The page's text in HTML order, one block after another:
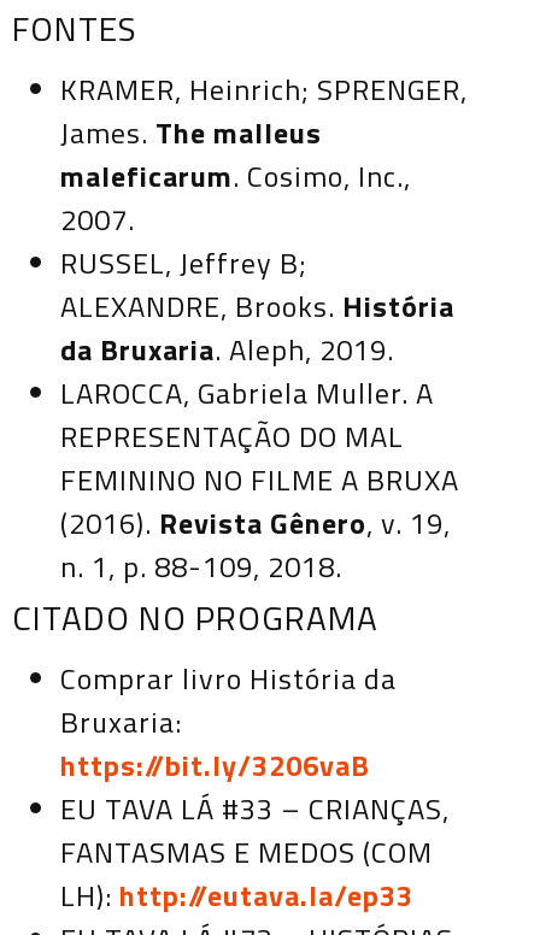
FONTES
KRAMER, Heinrich; SPRENGER,
James. The malleus
maleficarum. Cosimo, Inc.,
2007.
RUSSEL, Jeffrey B;
ALEXANDRE, Brooks. História
da Bruxaria. Aleph, 2019.
LAROCCA, Gabriela Muller. A
REPRESENTAÇÃO DO MAL
FEMININO NO FILME A BRUXA
(2016). Revista Gênero, v. 19,
n. 1, p. 88-109, 2018.
CITADO NO PROGRAMA
Comprar livro História da
Bruxaria:
https://bit.ly/3206vaB
EU TAVA LÁ #33 – CRIANÇAS,
FANTASMAS E MEDOS (COM
LH): http://eutava.la/ep33